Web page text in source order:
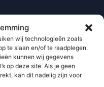
wij technologieën zoals
te slaan en/of te raadplegen.
kunnen wij gegevens
op deze site. Als je geen
kan dit nadelig zijn voor